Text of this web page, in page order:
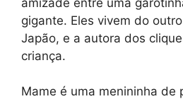
gigante. Eles vivem do
Japão, e a autora dos
criança.
Mame é uma menininha de